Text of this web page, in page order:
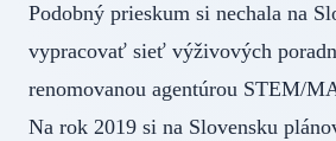
Podobný prieskum si nechala na
vypracovať sieť výživových
renomovanou agentúrou STEM/
Na rok 2019 si na Slovensku